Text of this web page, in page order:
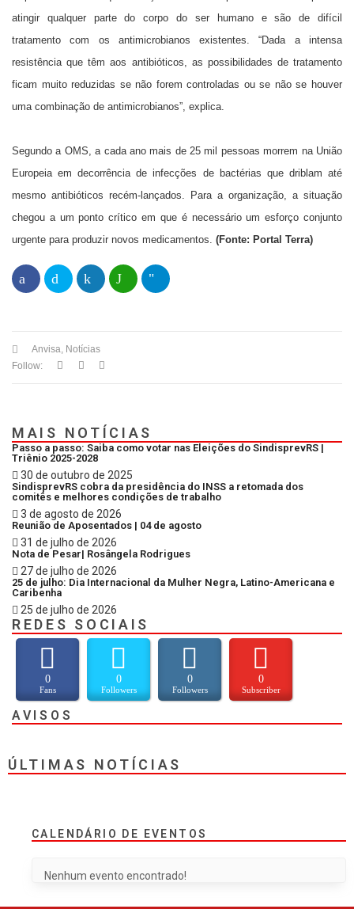
atingir qualquer parte do corpo do ser humano e são de difícil
tratamento com os antimicrobianos existentes. “Dada a intensa
resistência que têm aos antibióticos, as possibilidades de tratamento
ficam muito reduzidas se não forem controladas ou se não se houver
uma combinação de antimicrobianos”, explica.
Segundo a OMS, a cada ano mais de 25 mil pessoas morrem na União
Europeia em decorrência de infecções de bactérias que driblam até
mesmo antibióticos recém-lançados. Para a organização, a situação
chegou a um ponto crítico em que é necessário um esforço conjunto
urgente para produzir novos medicamentos. (Fonte: Portal Terra)
Anvisa, Notícias
Follow:
MAIS NOTÍCIAS
Passo a passo: Saiba como votar nas Eleições do SindisprevRS |
Triênio 2025-2028
30 de outubro de 2025
SindisprevRS cobra da presidência do INSS a retomada dos
comitês e melhores condições de trabalho
3 de agosto de 2026
Reunião de Aposentados | 04 de agosto
31 de julho de 2026
Nota de Pesar| Rosângela Rodrigues
27 de julho de 2026
25 de julho: Dia Internacional da Mulher Negra, Latino-Americana e
Caribenha
25 de julho de 2026
REDES SOCIAIS
0
Fans
0
Followers
0
Followers
0
Subscriber
AVISOS
ÚLTIMAS NOTÍCIAS
CALENDÁRIO DE EVENTOS
Nenhum evento encontrado!